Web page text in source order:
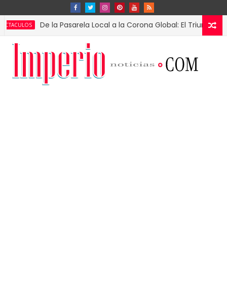
De la Pasarela Local a la Corona Global: El Triunfo de Fátima